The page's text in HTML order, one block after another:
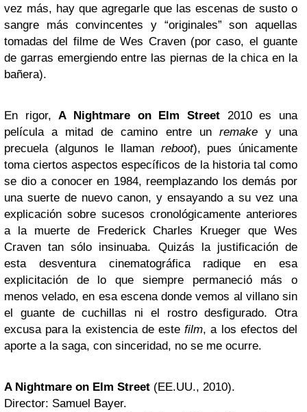
vez más, hay que agregarle que las escenas de susto o
sangre más convincentes y “originales” son aquellas
tomadas del filme de Wes Craven (por caso, el guante
de garras emergiendo entre las piernas de la chica en la
bañera).
En rigor,A Nightmare on Elm Street 2010 es una
película a mitad de camino entre un remakey una
precuela (algunos le llaman reboot), pues únicamente
toma ciertos aspectos específicos de la historia tal como
se dio a conocer en 1984, reemplazando los demás por
una suerte de nuevo canon, y ensayando a su vez una
explicación sobre sucesos cronológicamente anteriores
a la muerte de Frederick Charles Krueger que Wes
Craven tan sólo insinuaba. Quizás la justificación de
esta desventura cinematográfica radique en esa
explicitación de lo que siempre permaneció más o
menos velado, en esa escena donde vemos al villano sin
el guante de cuchillas ni el rostro desfigurado. Otra
excusa para la existencia de estefilm, a los efectos del
aporte a la saga, con sinceridad, no se me ocurre.
A Nightmare on Elm Street (EE.UU., 2010).
Director: Samuel Bayer.